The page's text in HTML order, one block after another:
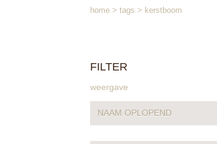
home > tags > kerstboom
FILTER
weergave
NAAM OPLOPEND